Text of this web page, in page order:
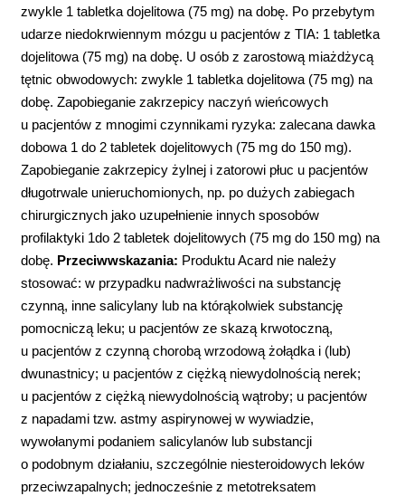
zwykle 1 tabletka dojelitowa (75 mg) na dobę. Po przebytym
udarze niedokrwiennym mózgu u pacjentów z TIA: 1 tabletka
dojelitowa (75 mg) na dobę. U osób z zarostową miażdżycą
tętnic obwodowych: zwykle 1 tabletka dojelitowa (75 mg) na
dobę. Zapobieganie zakrzepicy naczyń wieńcowych
u pacjentów z mnogimi czynnikami ryzyka: zalecana dawka
dobowa 1 do 2 tabletek dojelitowych (75 mg do 150 mg).
Zapobieganie zakrzepicy żylnej i zatorowi płuc u pacjentów
długotrwale unieruchomionych, np. po dużych zabiegach
chirurgicznych jako uzupełnienie innych sposobów
profilaktyki 1do 2 tabletek dojelitowych (75 mg do 150 mg) na
dobę. Przeciwwskazania: Produktu Acard nie należy
stosować: w przypadku nadwrażliwości na substancję
czynną, inne salicylany lub na którąkolwiek substancję
pomocniczą leku; u pacjentów ze skazą krwotoczną,
u pacjentów z czynną chorobą wrzodową żołądka i (lub)
dwunastnicy; u pacjentów z ciężką niewydolnością nerek;
u pacjentów z ciężką niewydolnością wątroby; u pacjentów
z napadami tzw. astmy aspirynowej w wywiadzie,
wywołanymi podaniem salicylanów lub substancji
o podobnym działaniu, szczególnie niesteroidowych leków
przeciwzapalnych; jednocześnie z metotreksatem